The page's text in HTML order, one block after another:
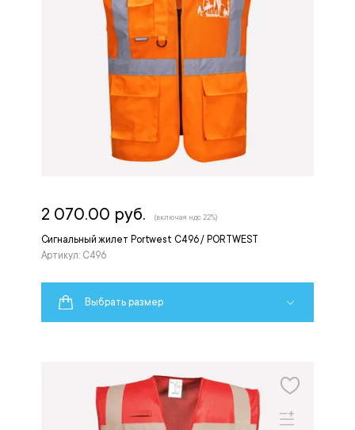
Сигнальный жилет Portwest C496 / PORTWEST
Артикул: C496
2 070.00 руб. (включая ндс 22%)
Выбрать размер